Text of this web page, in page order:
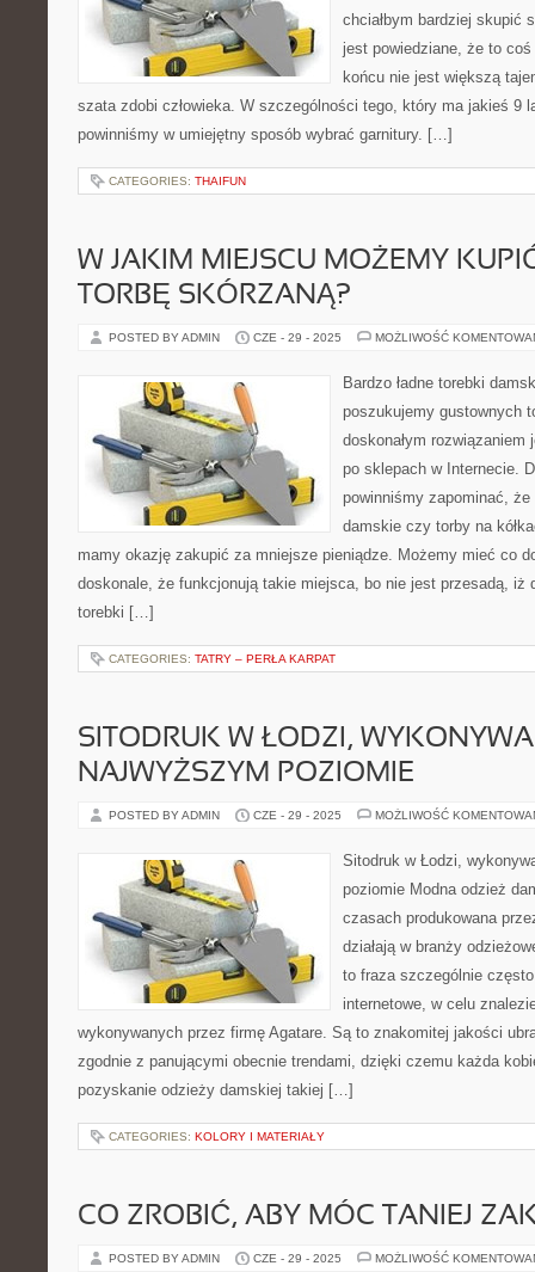
chciałbym bardziej skupić
jest powiedziane, że to
końcu nie jest większą
szata zdobi człowieka. W szczególności tego, który ma jakieś 9
powinniśmy w umiejętny sposób wybrać garnitury. […]
CATEGORIES: THAIFUN
W JAKIM MIEJSCU MOŻEMY
TORBĘ SKÓRZANĄ?
POSTED BY ADMIN CZE - 29 - 2025 MOŻLIWOŚĆ
Bardzo ładne torebki
poszukujemy gustownych
doskonałym
po sklepach w Internecie.
powinniśmy zapominać,
damskie czy torby na
mamy okazję zakupić za mniejsze pieniądze. Możemy mieć co
doskonale, że funkcjonują takie miejsca, bo nie jest przesadą, iż
torebki […]
CATEGORIES: TATRY – PERŁA KARPAT
SITODRUK W ŁODZI,
NAJWYŻSZYM POZIOMIE
POSTED BY ADMIN CZE - 29 - 2025 MOŻLIWOŚĆ
Sitodruk w Łodzi,
poziomie Modna odzież
czasach produkowana
działają w branży
to fraza szczególnie
internetowe, w celu
wykonywanych przez firmę Agatare. Są to znakomitej jakości
zgodnie z panującymi obecnie trendami, dzięki czemu każda
pozyskanie odzieży damskiej takiej […]
CATEGORIES: KOLORY I MATERIAŁY
CO ZROBIĆ, ABY MÓC TANIEJ
POSTED BY ADMIN CZE - 29 - 2025 MOŻLIWOŚĆ